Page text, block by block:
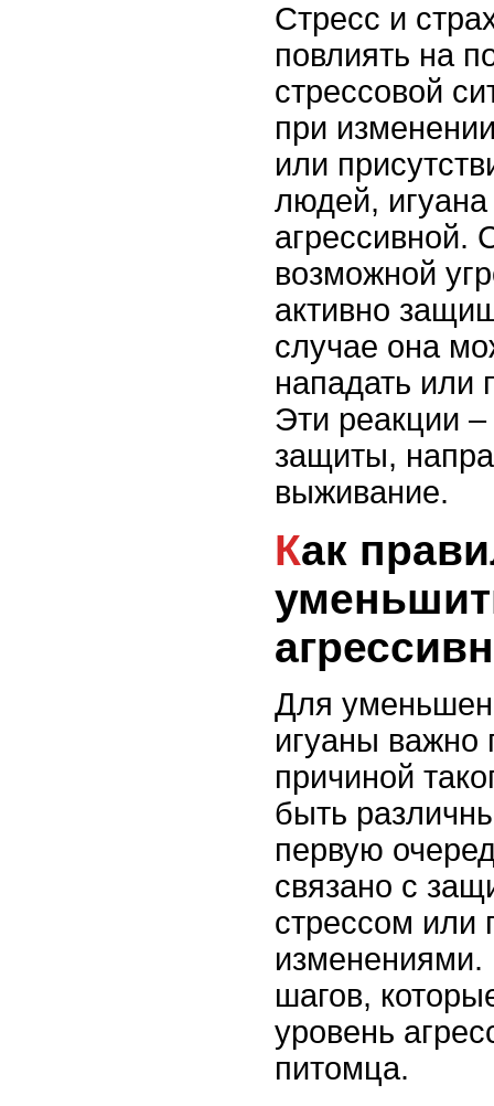
Стресс и
повлиять на
стрессовой
при
или
людей,
агрессивной.
возможной
активно
случае она
нападать или
Эти реакции –
защиты,
выживание.
Как правильно
Для
игуаны важно
причиной
быть
первую
связано с
стрессом или
изменениями.
шагов,
уровень
питомца.